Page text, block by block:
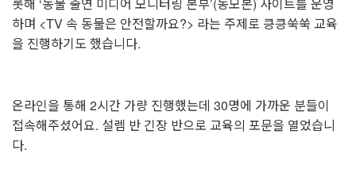
하며 <TV 속 동물은 안전할까요?> 라는 주제로 킁킁쑥쑥 교육
을 진행하기도 했습니다.
온라인을 통해 2시간 가량 진행했는데 30명에 가까운 분들이
접속해주셨어요. 설렘 반 긴장 반으로 교육의 포문을 열었습니
다.